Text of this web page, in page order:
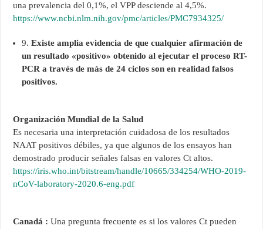
una prevalencia del 0,1%, el VPP desciende al 4,5%.
https://www.ncbi.nlm.nih.gov/pmc/articles/PMC7934325/
9. Existe amplia evidencia de que cualquier afirmación de
un resultado «positivo» obtenido al ejecutar el proceso RT-
PCR a través de más de 24 ciclos son en realidad falsos
positivos.
Organización Mundial de la Salud
Es necesaria una interpretación cuidadosa de los resultados
NAAT positivos débiles, ya que algunos de los ensayos han
demostrado producir señales falsas en valores Ct altos.
https://iris.who.int/bitstream/handle/10665/334254/WHO-2019-
nCoV-laboratory-2020.6-eng.pdf
Canadá : Una pregunta frecuente es si los valores Ct pueden